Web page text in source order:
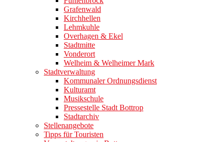
Grafenwald
Kirchhellen
Lehmkuhle
Overhagen & Ekel
Stadtmitte
Vonderort
Welheim & Welheimer Mark
Stadtverwaltung
Kommunaler Ordnungsdienst
Kulturamt
Musikschule
Pressestelle Stadt Bottrop
Stadtarchiv
Stellenangebote
Tipps für Touristen